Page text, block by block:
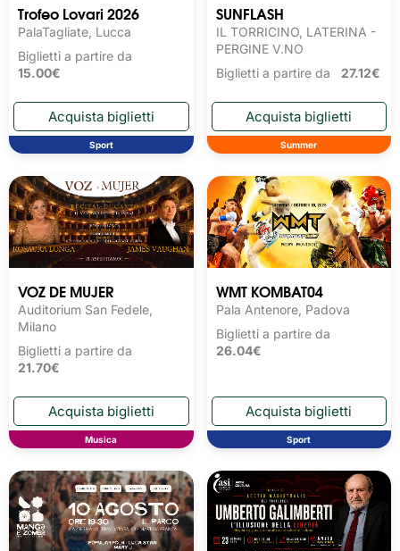
Trofeo Lovari 2026
PalaTagliate, Lucca
Biglietti a partire da
15.00€
Sport
SUNFLASH
IL TORRICINO, LATERINA -
PERGINE V.NO
Biglietti a partire da 27.12€
Summer
VOZ DE MUJER
Auditorium San Fedele,
Milano
Biglietti a partire da
21.70€
Musica
WMT KOMBAT04
Pala Antenore, Padova
Biglietti a partire da
26.04€
Sport